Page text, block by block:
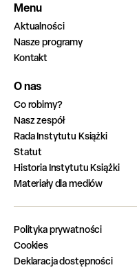
Menu
Aktualności
Nasze programy
Kontakt
O nas
Co robimy?
Nasz zespół
Rada Instytutu Książki
Statut
Historia Instytutu Książki
Materiały dla mediów
Polityka prywatności
Cookies
Deklaracja dostępności